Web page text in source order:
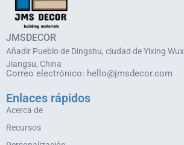
JMSDECOR
Añadir Pueblo de Dingshu, ciudad de Yixing
Jiangsu, China
Correo electrónico: hello@jmsdecor.com
Enlaces rápidos
Acerca de
Recursos